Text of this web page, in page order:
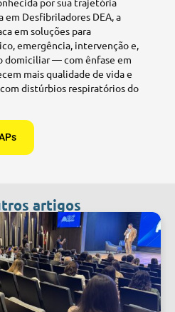
em Desfibriladores DEA, a
em soluções para
emergência, intervenção e,
domiciliar — com ênfase em
mais qualidade de vida e
distúrbios respiratórios do
artigos